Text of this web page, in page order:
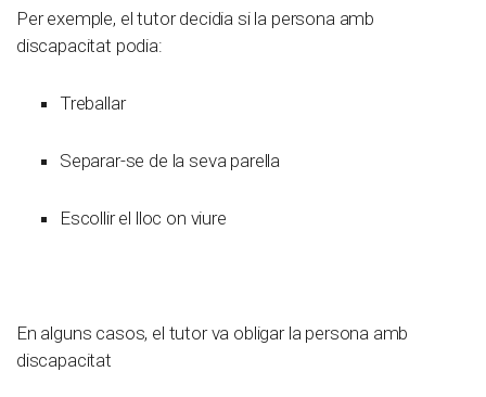
Per exemple, el tutor decidia si la persona amb
discapacitat podia:
Treballar
Separar-se de la seva parella
Escollir el lloc on viure
En alguns casos, el tutor va obligar la persona amb
discapacitat